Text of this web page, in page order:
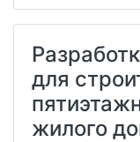
для
жилого